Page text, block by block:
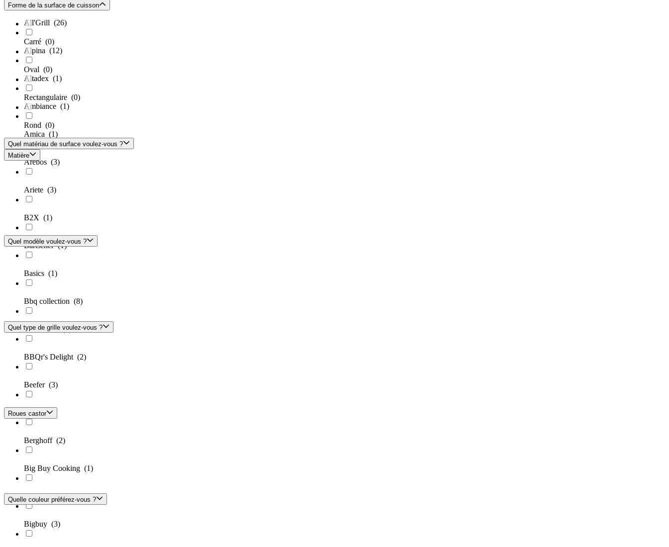
All'Grill (26)
Alpina (12)
Altadex (1)
Ambiance (1)
Amica (1)
Arebos (3)
Ariete (3)
B2X (1)
Bartscher(1)
Basics (1)
Bbq collection (8)
BBQ-Toro (6)
BBQr's Delight (2)
Beefer (3)
Beper(1)
Berghoff (2)
Big Buy Cooking (1)
Big Green Egg(2)
Bigbuy (3)
Forme de la surface de cuisson
Carré (0)
Oval (0)
Rectangulaire (0)
Rond (0)
Quel matériau de surface voulez-vous ?
Matière
Quel modèle voulez-vous ?
Quel type de grille voulez-vous ?
Roues castor
Quelle couleur préférez-vous ?